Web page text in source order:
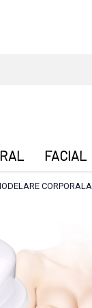
FACIAL
CORPORALA